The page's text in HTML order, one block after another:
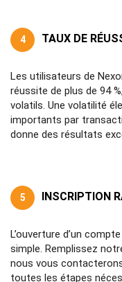
4 TAUX DE
Les utilisateurs de
réussite de plus de 94
volatils. Une volatilité
importants par
donne des résultats
5 INSCRIPTION
L’ouverture d’un
simple. Remplissez
nous vous
toutes les étapes